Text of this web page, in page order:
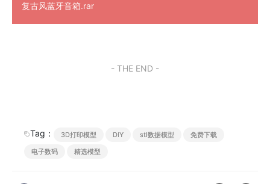
复古风蓝牙音箱.rar
- THE END -
Tag： 3D打印模型 DIY stl数据模型
免费下载
电子数码
精选模型